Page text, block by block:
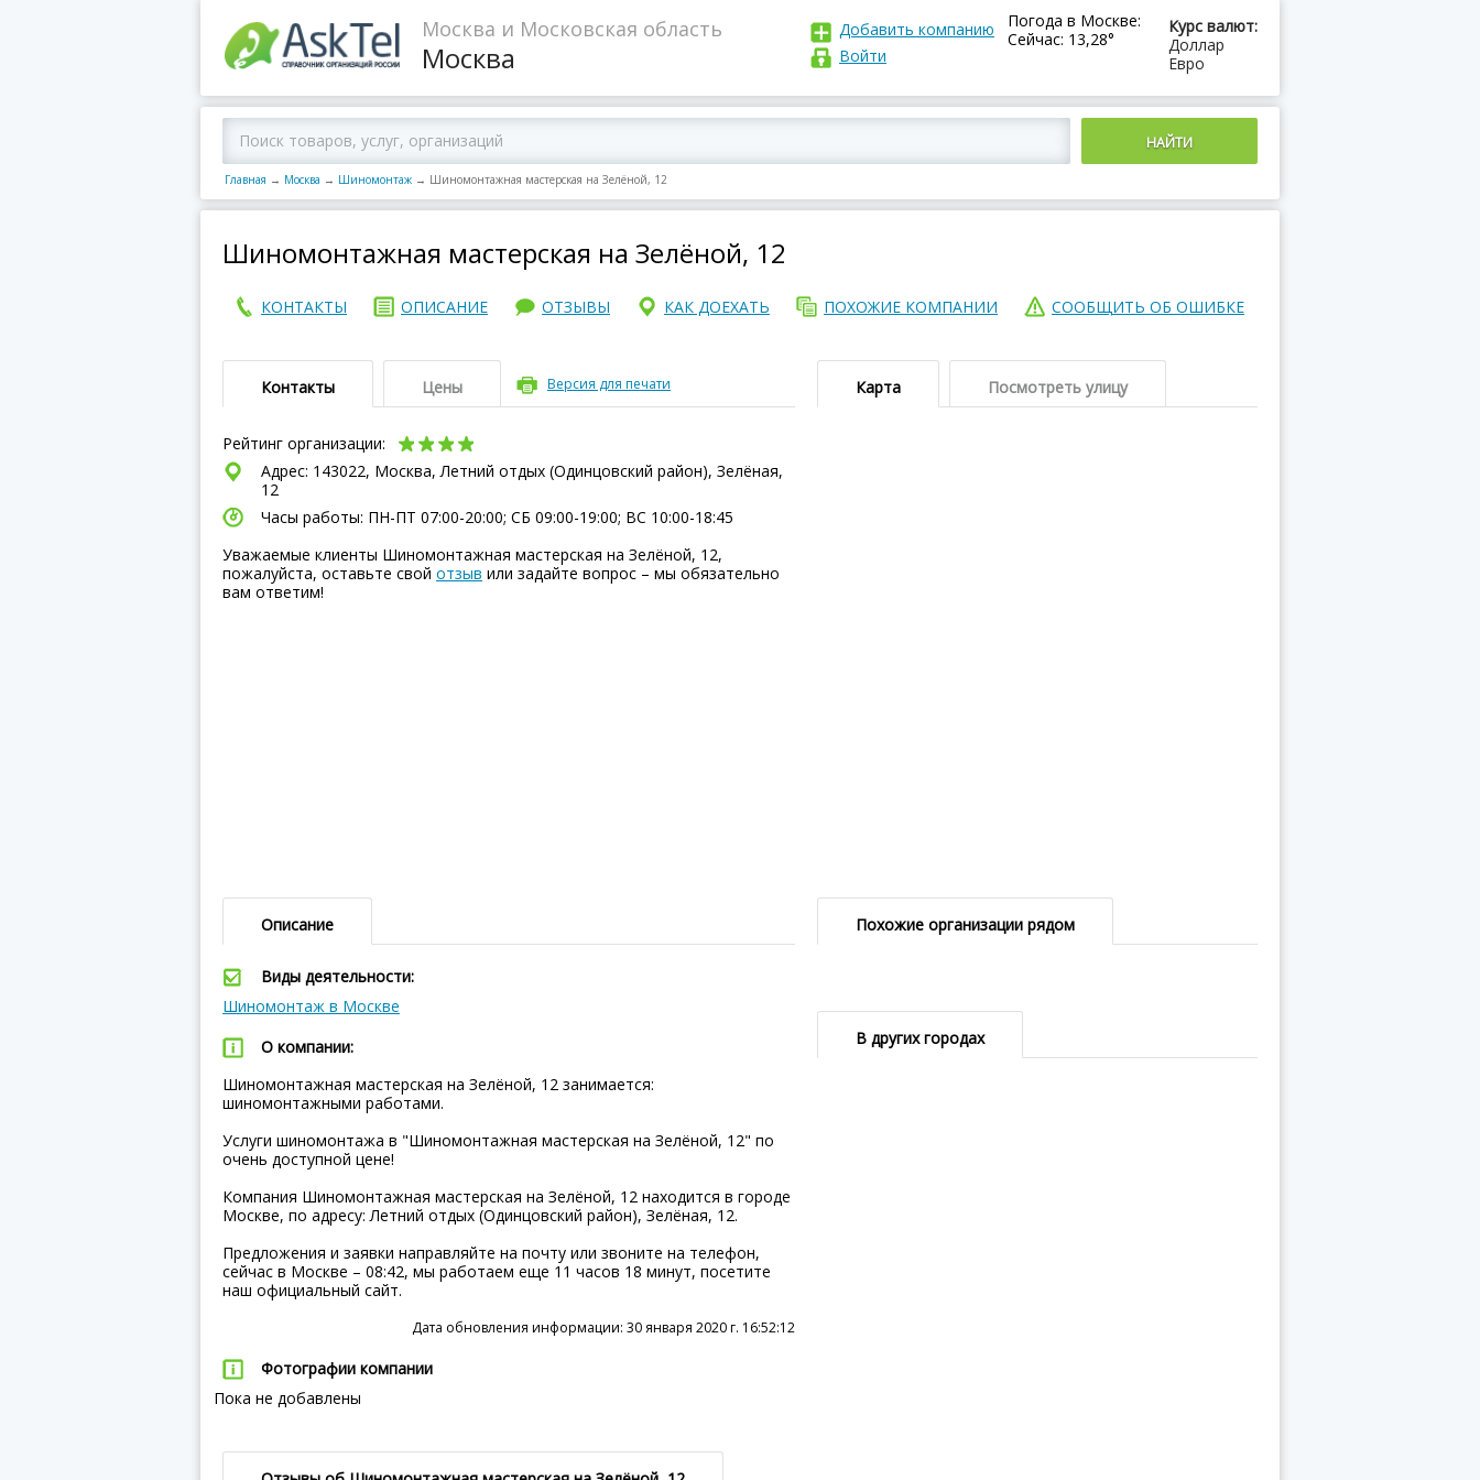
Москва и Московская область
Москва
Курс валют:
Доллар
Евро
Погода в Москве:
Сейчас: 13,28°
Добавить компанию
Войти
Главная → Москва → Шиномонтаж → Шиномонтажная мастерская на Зелёной, 12
Шиномонтажная мастерская на Зелёной, 12
КОНТАКТЫ ОПИСАНИЕ ОТЗЫВЫ КАК ДОЕХАТЬ ПОХОЖИЕ КОМПАНИИ СООБЩИТЬ ОБ ОШИБКЕ
Контакты Цены Версия для печати
Рейтинг организации:
Адрес: 143022, Москва, Летний отдых (Одинцовский район), Зелёная,
12
Часы работы: ПН-ПТ 07:00-20:00; СБ 09:00-19:00; ВC 10:00-18:45
Уважаемые клиенты Шиномонтажная мастерская на Зелёной, 12,
пожалуйста, оставьте свой отзыв или задайте вопрос – мы обязательно
вам ответим!
Карта Посмотреть улицу
Описание
Виды деятельности:
Шиномонтаж в Москве
О компании:
Шиномонтажная мастерская на Зелёной, 12 занимается:
шиномонтажными работами.
Услуги шиномонтажа в "Шиномонтажная мастерская на Зелёной, 12" по
очень доступной цене!
Компания Шиномонтажная мастерская на Зелёной, 12 находится в городе
Москве, по адресу: Летний отдых (Одинцовский район), Зелёная, 12.
Предложения и заявки направляйте на почту или звоните на телефон,
сейчас в Москве – 08:42, мы работаем еще 11 часов 18 минут, посетите
наш официальный сайт.
Дата обновления информации: 30 января 2020 г. 16:52:12
Фотографии компании
Пока не добавлены
Похожие организации рядом
В других городах